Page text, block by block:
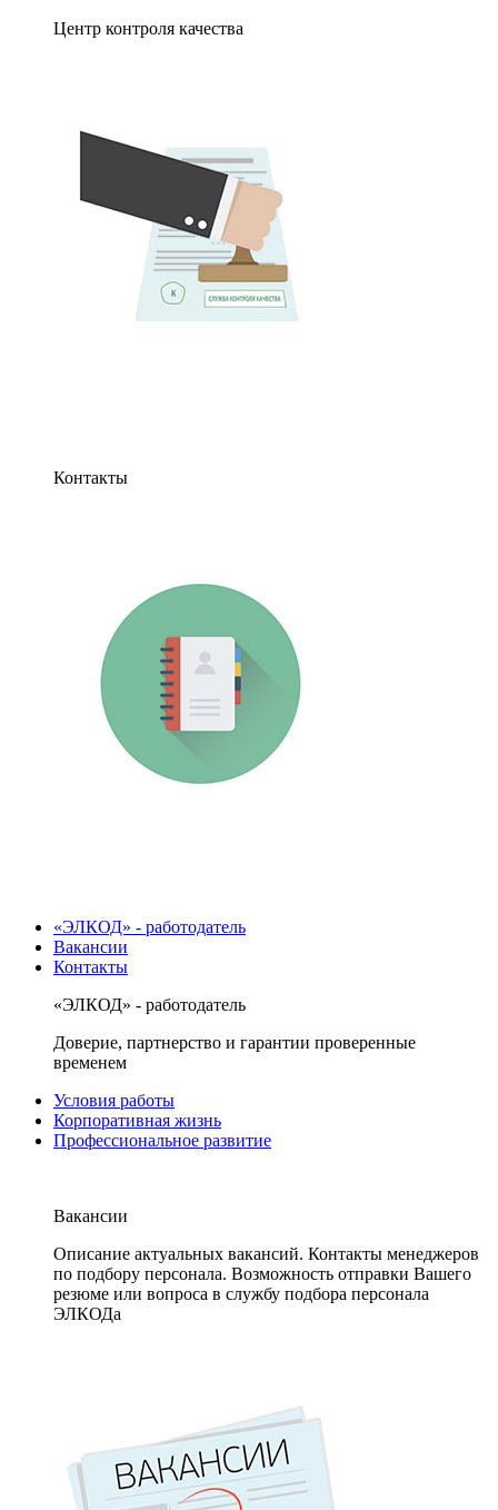
Центр контроля качества
Контакты
«ЭЛКОД» - работодатель
Вакансии
Контакты
«ЭЛКОД» - работодатель
Доверие, партнерство и гарантии проверенные
временем
Условия работы
Корпоративная жизнь
Профессиональное развитие
Вакансии
Описание актуальных вакансий. Контакты менеджеров
по подбору персонала. Возможность отправки Вашего
резюме или вопроса в службу подбора персонала
ЭЛКОДа